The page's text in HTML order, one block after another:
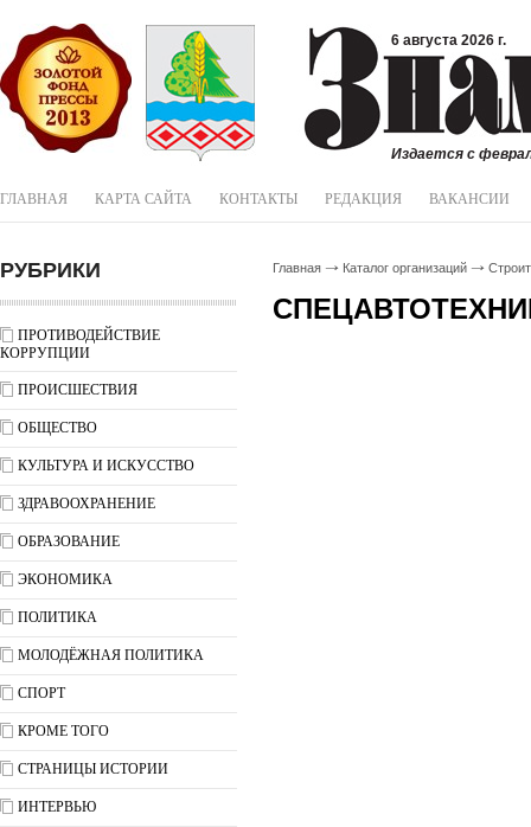
6 августа 2026 г.
Издается с
ГЛАВНАЯ КАРТА САЙТА КОНТАКТЫ РЕДАКЦИЯ ВАКАНСИИ
РУБРИКИ
ПРОТИВОДЕЙСТВИЕ
КОРРУПЦИИ
ПРОИСШЕСТВИЯ
ОБЩЕСТВО
КУЛЬТУРА И ИСКУССТВО
ЗДРАВООХРАНЕНИЕ
ОБРАЗОВАНИЕ
ЭКОНОМИКА
ПОЛИТИКА
МОЛОДЁЖНАЯ ПОЛИТИКА
СПОРТ
КРОМЕ ТОГО
СТРАНИЦЫ ИСТОРИИ
ИНТЕРВЬЮ
Главная Каталог организаций